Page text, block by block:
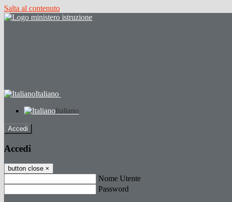
Salta al contenuto
Italiano
Italiano
Accedi
Accedi
button close ×
Nome Utente
Password